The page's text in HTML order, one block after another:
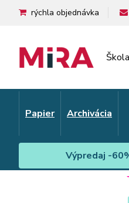
Škola
rýchla objednávka
Papier Archivácia
Výpredaj -